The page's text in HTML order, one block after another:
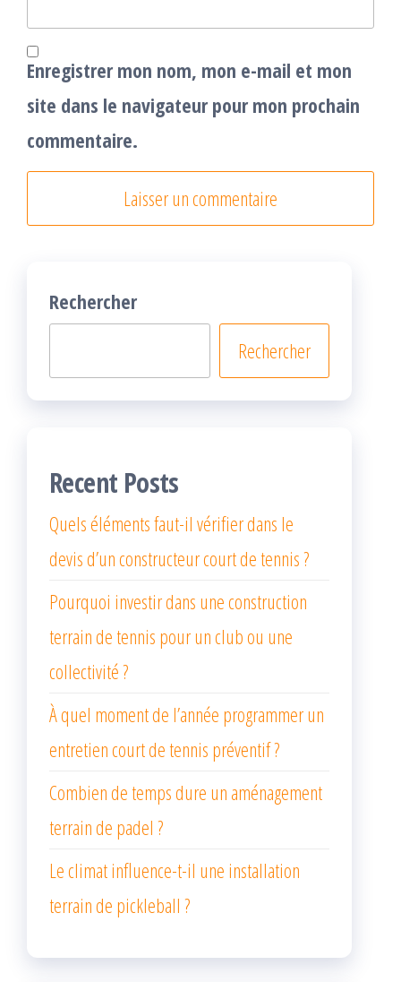
Enregistrer mon nom, mon e-mail et mon
site dans le navigateur pour mon prochain
commentaire.
Rechercher
Rechercher
Recent Posts
Quels éléments faut-il vérifier dans le
devis d’un constructeur court de tennis ?
Pourquoi investir dans une construction
terrain de tennis pour un club ou une
collectivité ?
À quel moment de l’année programmer un
entretien court de tennis préventif ?
Combien de temps dure un aménagement
terrain de padel ?
Le climat influence-t-il une installation
terrain de pickleball ?